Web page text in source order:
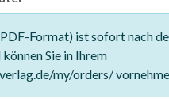
Format) ist sofort nach
Sie in Ihrem
my/orders/